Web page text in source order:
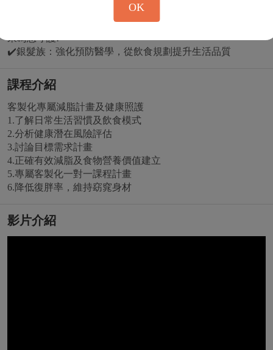
✔️上班族：身心靈壓力因素及荷爾蒙調節變化（經期調
理），面對外食選擇同時想兼顧「健康跟身材」，就交給我
來為您守護!
✔️銀髮族：強化預防醫學，從飲食規劃提升生活品質
課程介紹
客製化專屬減脂計畫及健康照護
1.了解日常生活習慣及飲食模式
2.分析健康潛在風險評估
3.討論目標需求計畫
4.正確有效減脂及食物營養價值建立
5.專屬客製化一對一課程計畫
6.降低復胖率，維持窈窕身材
影片介紹
OK